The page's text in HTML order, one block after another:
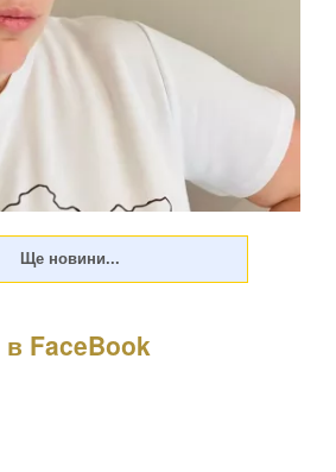
Холоденко зізналася, що в
в FaceBook